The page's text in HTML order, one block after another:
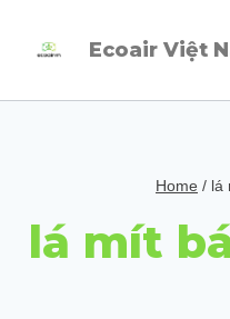
Ecoair Việt
Home / lá
lá mít